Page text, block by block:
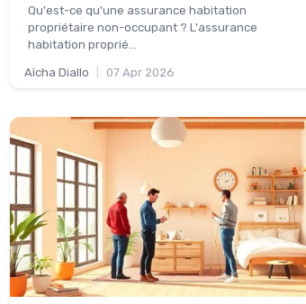
Qu'est-ce qu'une assurance habitation
propriétaire non-occupant ? L'assurance
habitation proprié...
Aïcha Diallo 07 Apr 2026